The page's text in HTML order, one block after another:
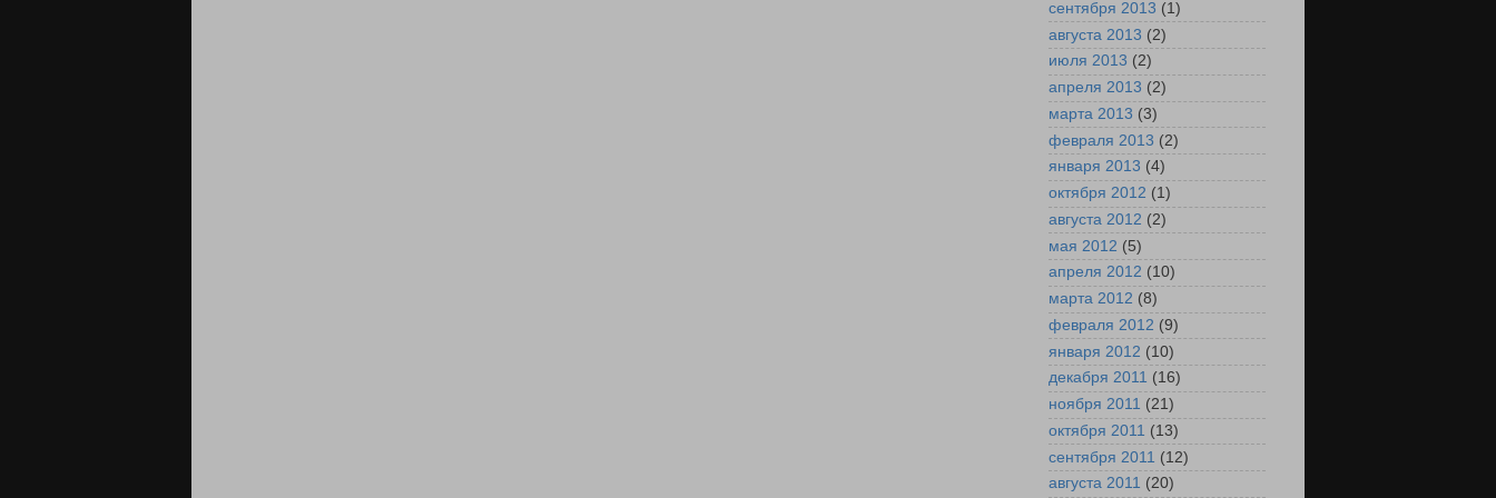
сентября 2013 (1)
августа 2013 (2)
июля 2013 (2)
апреля 2013 (2)
марта 2013 (3)
февраля 2013 (2)
января 2013 (4)
октября 2012 (1)
августа 2012 (2)
мая 2012 (5)
апреля 2012 (10)
марта 2012 (8)
февраля 2012 (9)
января 2012 (10)
декабря 2011 (16)
ноября 2011 (21)
октября 2011 (13)
сентября 2011 (12)
августа 2011 (20)